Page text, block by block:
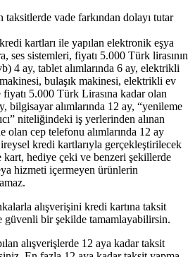
taksitlerde vade farkından dolayı tutar
kartları ile yapılan elektronik eşya
ses sistemleri, fiyatı 5.000 Türk lirasının
4 ay, tablet alımlarında 6 ay, elektrikli
bulaşık makinesi, elektrikli ev
fiyatı 5.000 Türk Lirasına kadar olan
bilgisayar alımlarında 12 ay, “yenileme
niteliğindeki iş yerlerinden alınan
cep telefonu alımlarında 12 ay
kredi kartlarıyla gerçekleştirilecek
hediye çeki ve benzeri şekillerde
hizmeti içermeyen ürünlerin
alışverişini kredi kartına taksit
güvenli bir şekilde tamamlayabilirsin.
alışverişlerde 12 aya kadar taksit